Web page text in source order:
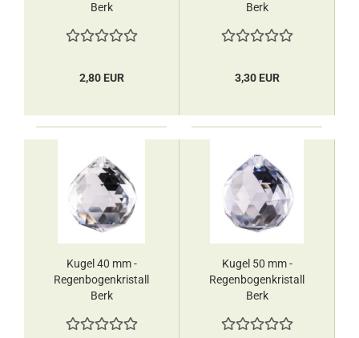
Berk
2,80 EUR
Berk
3,30 EUR
Kugel 40 mm -
Regenbogenkristall
Berk
Kugel 50 mm -
Regenbogenkristall
Berk